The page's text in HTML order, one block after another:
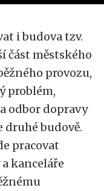
i budova tzv.
část městského
provozu,
problém,
odbor dopravy
druhé budově.
pracovat
kanceláře